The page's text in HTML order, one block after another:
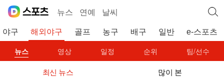
뉴스 연예 날씨
야구 해외야구 골프 농구 배구 일반 e-스포츠
뉴스 영상 일정 순위 팀/선수
최신 뉴스 많이 본